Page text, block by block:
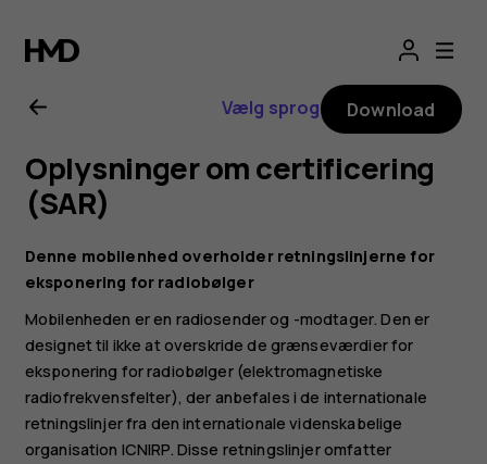
Brugervejledning
til
Nokia
2.1
Vælg sprog Download
Oplysninger om certificering
(SAR)
Denne mobilenhed overholder retningslinjerne for
eksponering for radiobølger
Mobilenheden er en radiosender og -modtager. Den er
designet til ikke at overskride de grænseværdier for
eksponering for radiobølger (elektromagnetiske
radiofrekvensfelter), der anbefales i de internationale
retningslinjer fra den internationale videnskabelige
organisation ICNIRP. Disse retningslinjer omfatter